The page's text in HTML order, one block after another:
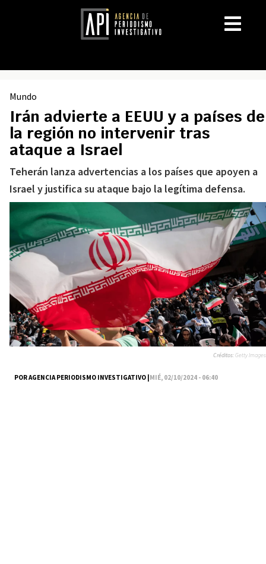
Mundo
Irán advierte a EEUU y a países de
la región no intervenir tras
ataque a Israel
Teherán lanza advertencias a los países que apoyen a
Israel y justifica su ataque bajo la legítima defensa.
POR AGENCIA PERIODISMO INVESTIGATIVO |MIÉ, 02/10/2024 - 06:40
Créditos:Getty Images